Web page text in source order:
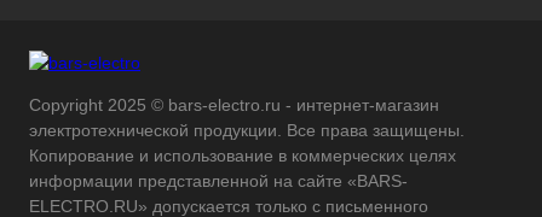
Copyright 2025 © bars-electro.ru - интернет-магазин
электротехнической продукции. Все права защищены.
Копирование и использование в коммерческих целях
информации представленной на сайте «BARS-
ELECTRO.RU» допускается только с письменного